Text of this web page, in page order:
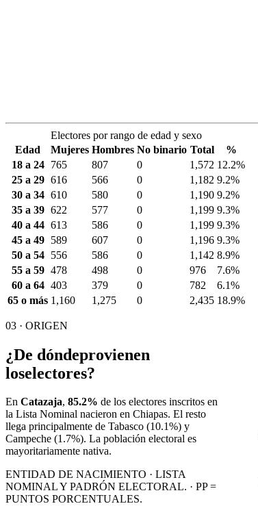
Electores por rango de edad y sexo
Edad
Mujeres Hombres No binario Total
%
18 a 24
765 807 0 1,572 12.2%
25 a 29 616 566 0 1,182 9.2%
30 a 34 610 580 0 1,190 9.2%
35 a 39 622 577 0 1,199 9.3%
40 a 44 613 586 0 1,199 9.3%
45 a 49
589 607 0 1,196 9.3%
50 a 54
556 586 0 1,142 8.9%
55 a 59 478 498 0 976
7.6%
60 a 64 403 379 0 782
6.1%
65 o más 1,160 1,275 0 2,435 18.9%
03 · ORIGEN
¿De dóndeprovienen
loselectores?
En Catazaja, 85.2% de los electores inscritos en
la Lista Nominal nacieron en Chiapas. El resto
llega principalmente de Tabasco (10.1%) y
Campeche (1.7%). La población electoral es
mayoritariamente nativa.
ENTIDAD DE NACIMIENTO · LISTA
NOMINAL Y PADRÓN ELECTORAL. · PP =
PUNTOS PORCENTUALES.